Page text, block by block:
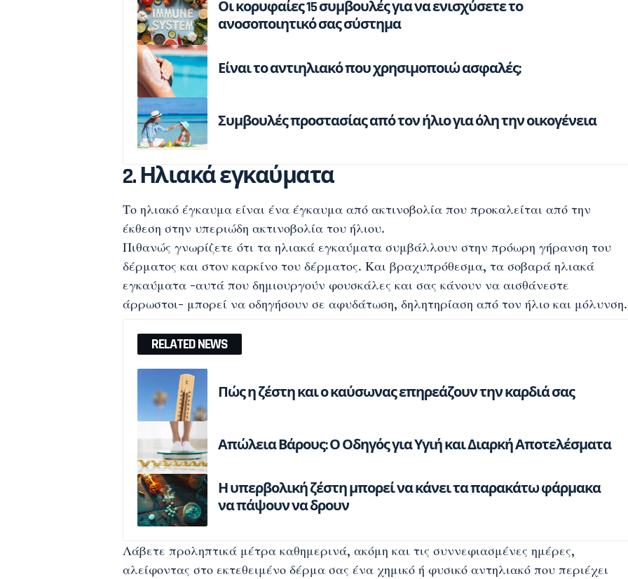
Οι κορυφαίες 15 συμβουλές για να ενισχύσετε το
ανοσοποιητικό σας σύστημα
Είναι το αντιηλιακό που χρησιμοποιώ ασφαλές;
Συμβουλές προστασίας από τον ήλιο για όλη την οικογένεια
2. Ηλιακά εγκαύματα
Τοηλιακό έγκαυμα είναι ένα έγκαυμα από ακτινοβολία που προκαλείται από την
έκθεση στην υπεριώδη ακτινοβολία του ήλιου.
Πιθανώς γνωρίζετε ότι τα ηλιακά εγκαύματα συμβάλλουν στην πρόωρη γήρανση του
δέρματος και στον καρκίνο του δέρματος. Και βραχυπρόθεσμα, τα σοβαρά ηλιακά
εγκαύματα -αυτά που δημιουργούν φουσκάλες και σας κάνουν να αισθάνεστε
άρρωστοι- μπορεί να οδηγήσουν σε αφυδάτωση, δηλητηρίαση από τον ήλιο και μόλυνση.
RELATED NEWS
Πώς η ζέστη και ο καύσωνας επηρεάζουν την καρδιά σας
Απώλεια Βάρους: Ο Οδηγός για Υγιή και Διαρκή Αποτελέσματα
Η υπερβολική ζέστη μπορεί να κάνει τα παρακάτω φάρμακα
να πάψουν να δρουν
Λάβετε προληπτικά μέτρα καθημερινά, ακόμη και τις συννεφιασμένες ημέρες,
αλείφοντας στο εκτεθειμένο δέρμα σας ένα χημικό ή φυσικό αντηλιακό που περιέχει